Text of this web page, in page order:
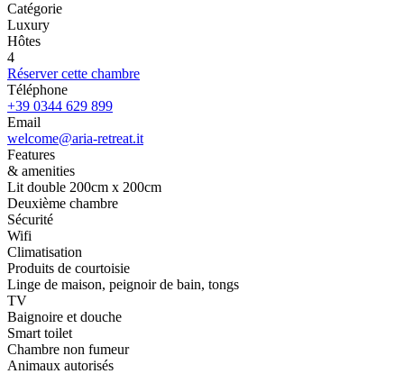
Catégorie
Luxury
Hôtes
4
Réserver cette chambre
Téléphone
+39 0344 629 899
Email
welcome@aria-retreat.it
Features
& amenities
Lit double 200cm x 200cm
Deuxième chambre
Sécurité
Wifi
Climatisation
Produits de courtoisie
Linge de maison, peignoir de bain, tongs
TV
Baignoire et douche
Smart toilet
Chambre non fumeur
Animaux autorisés